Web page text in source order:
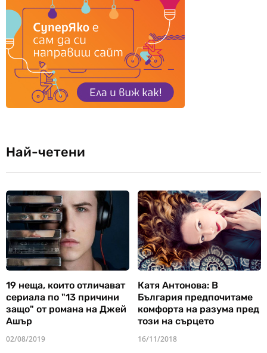
Най-четени
19 неща, които отличават
сериала по "13 причини
защо" от романа на Джей
Ашър
02/08/2019
Катя Антонова: В
България предпочитаме
комфорта на разума пред
този на сърцето
16/11/2018